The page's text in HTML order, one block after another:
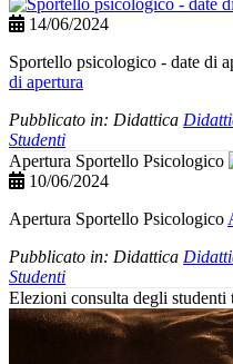
14/06/2024
Sportello psicologico - date di
di apertura
Pubblicato in: Didattica
Studenti
Apertura Sportello Psicologico
10/06/2024
Apertura Sportello Psicologico
Pubblicato in: Didattica
Studenti
Elezioni consulta degli